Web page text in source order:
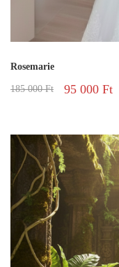
Rosemarie
185 000Ft 95 000 Ft